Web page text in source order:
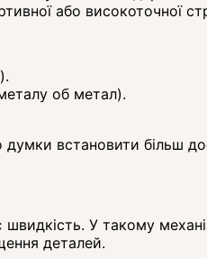
або високоточної
об метал).
думки встановити більш
У такому
деталей.